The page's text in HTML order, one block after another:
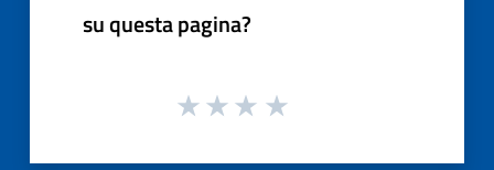
su questa pagina?